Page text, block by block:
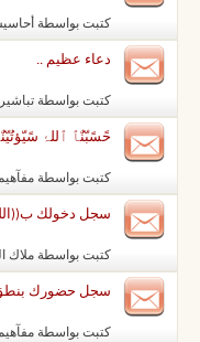
كتبت بواسطة
دعاء عظيم ..
كتبت بواسطة
حًسًبّنٌٱ ٱللۂ
كتبت بواسطة
سجل دخولك
كتبت بواسطة ملاك
سجل حضورك بنطق
كتبت بواسطة